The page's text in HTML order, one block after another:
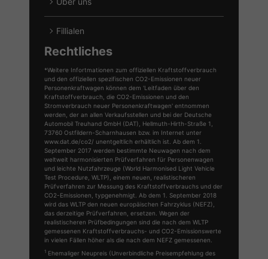
Fillialen
Rechtliches
*Weitere Infortmationen zum offiziellen Kraftstoffverbrauch
und den offiziellen spezifischen CO2-Emissionen neuer
Personenkraftwagen können dem 'Leitfaden über den
Kraftstoffverbrauch, die CO2-Emissionen und den
Stromverbrauch neuer Personenkraftwagen' entnommen
werden, der an allen Verkaufsstellen und bei der Deutsche
Automobil Treuhand GmbH (DAT), Hellmuth-Hirth-Straße 1,
73760 Ostfildern-Scharnhausen bzw. im Internet unter
www.dat.de/co2/ unentgeltlich erhältlich ist. Ab dem 1.
September 2017 werden bestimmte Neuwagen nach dem
weltweit harmonisierten Prüfverfahren für Personenwagen
und leichte Nutzfahrzeuge (World Harmonised Light Vehicle
Test Procedure, WLTP), einem neuen, realistischeren
Prüfverfahren zur Messung des Kraftstoffverbrauchs und der
CO2-Emissionen, typgenehmigt. Ab dem 1. September 2018
wird das WLTP den neuen europäischen Fahrzyklus (NEFZ),
das derzeitige Prüfverfahren, ersetzen. Wegen der
realistischeren Prüfbedingungen sind die nach dem WLTP
gemessenen Kraftstoffverbrauchs- und CO2-Emissionswerte
in vielen Fällen höher als die nach dem NEFZ gemessenen.
1 Ehemaliger Neupreis (Unverbindliche Preisempfehlung des